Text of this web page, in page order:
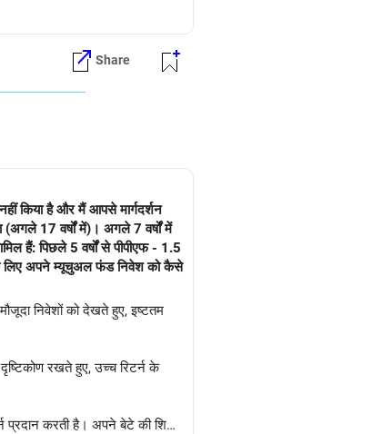
Share
किया है और मैं आपसे मार्गदर्शन
17 वर्षों में)। अगले 7 वर्षों में
हैं: पिछले 5 वर्षों से पीपीएफ - 1.5
के लिए अपने म्यूचुअल फंड निवेश को कैसे
निवेशों को देखते हुए, इष्टतम
रखते हुए, उच्च रिटर्न के
प्रदान करती है। अपने बेटे की शिक्षा